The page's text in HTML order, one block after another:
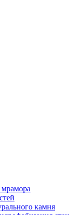
камня